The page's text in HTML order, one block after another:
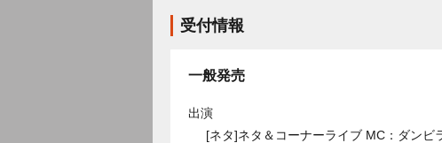
受付情報
一般発売
出演
[ネタ]ネタ＆コーナーライブ MC：ダン